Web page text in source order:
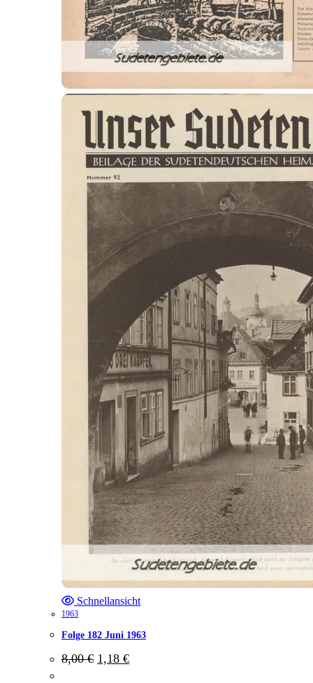
Schnellansicht
1963
Folge 182 Juni 1963
8,00€ Ursprünglicher
Preis
1,18 €Aktueller
Preis